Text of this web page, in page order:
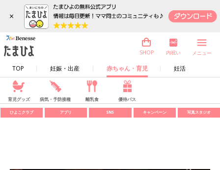
×
TOP 妊娠・出産 赤ちゃん・育児 妊活
SHOP 内祝い メニュー
育児グッズ 病気・予防接種 離乳食 優待パス
ひよこクラブ アプリ SNS キャンペーン 写真スタジオ